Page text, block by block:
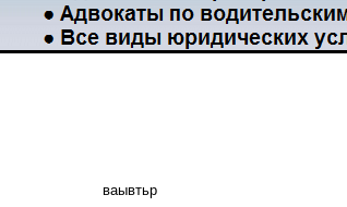
ваывтьр